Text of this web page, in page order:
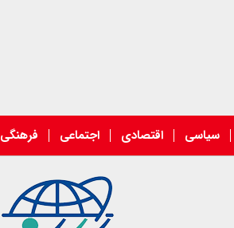
سیاسی اقتصادی اجتماعی فرهنگی